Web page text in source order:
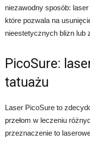
niezawodny sposób:
które pozwala na
nieestetycznych blizn lub
PicoSure:
tatuażu
Laser PicoSure to
przełom w leczeniu
przeznaczenie to